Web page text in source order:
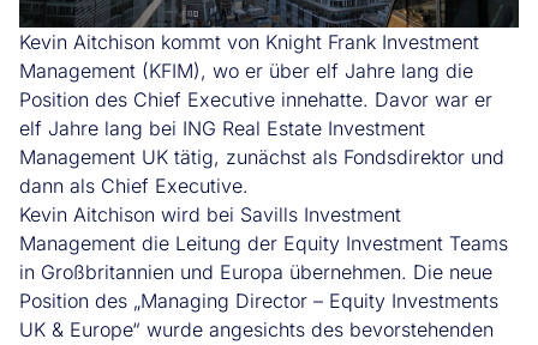
Kevin Aitchison kommt von Knight Frank Investment
Management (KFIM), wo er über elf Jahre lang die
Position des Chief Executive innehatte. Davor war er
elf Jahre lang bei ING Real Estate Investment
Management UK tätig, zunächst als Fondsdirektor und
dann als Chief Executive.
Kevin Aitchison wird bei Savills Investment
Management die Leitung der Equity Investment Teams
in Großbritannien und Europa übernehmen. Die neue
Position des „Managing Director – Equity Investments
UK & Europe“ wurde angesichts des bevorstehenden